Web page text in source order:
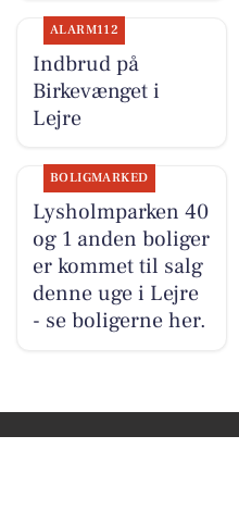
ALARM112
Indbrud på
Birkevænget i
Lejre
BOLIGMARKED
Lysholmparken 40
og 1 anden boliger
er kommet til salg
denne uge i Lejre
- se boligerne her.